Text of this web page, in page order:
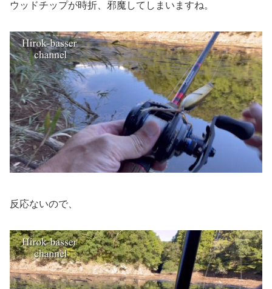
ウッドチップが時折、邪魔してしまいますね。
反応ないので、